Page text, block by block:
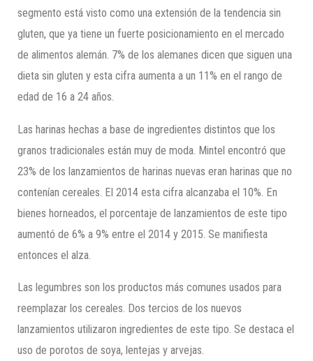
segmento está visto como una extensión de la tendencia sin
gluten, que ya tiene un fuerte posicionamiento en el mercado
de alimentos alemán. 7% de los alemanes dicen que siguen una
dieta sin gluten y esta cifra aumenta a un 11% en el rango de
edad de 16 a 24 años.
Las harinas hechas a base de ingredientes distintos que los
granos tradicionales están muy de moda. Mintel encontró que
23% de los lanzamientos de harinas nuevas eran harinas que no
contenían cereales. El 2014 esta cifra alcanzaba el 10%. En
bienes horneados, el porcentaje de lanzamientos de este tipo
aumentó de 6% a 9% entre el 2014 y 2015. Se manifiesta
entonces el alza.
Las legumbres son los productos más comunes usados para
reemplazar los cereales. Dos tercios de los nuevos
lanzamientos utilizaron ingredientes de este tipo. Se destaca el
uso de porotos de soya, lentejas y arvejas.